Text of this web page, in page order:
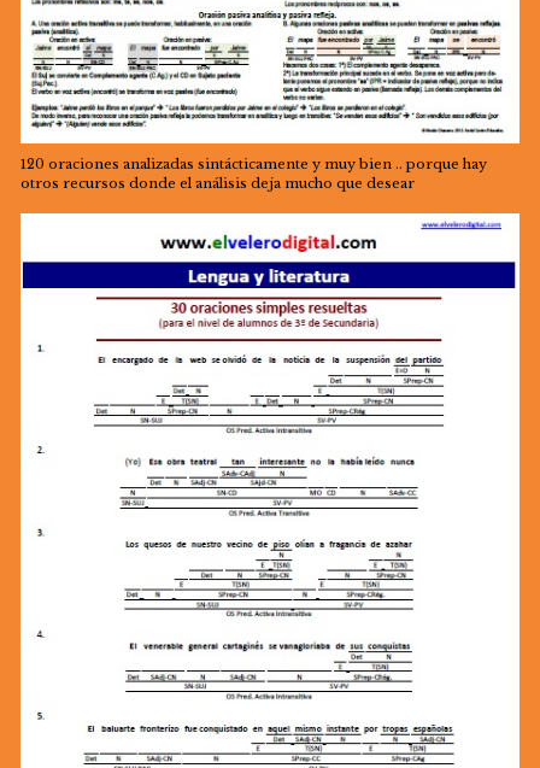
120 oraciones analizadas sintácticamente y muy bien .. porque hay
otros recursos donde el análisis deja mucho que desear